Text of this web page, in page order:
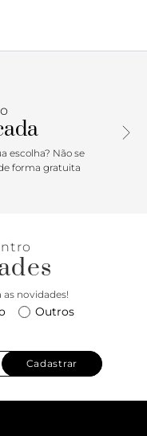
Apesar de
Perfeita para
ela, com certeza, se
escolha? Não se
forma gratuita
novidades!
Outros
Cadastrar